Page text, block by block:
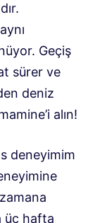
Geçiş
sürer ve
deniz
alın!
deneyimim
üç hafta